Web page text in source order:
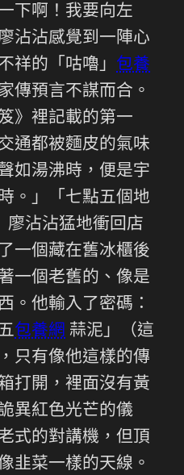
下啊！我要向左
沾沾感覺到一陣心
祥的「咕嚕」 包養
傳預言不謀而合。
》裡記載的第一
通都被麵皮的氣味
如湯沸時，便是宇
。」「七點五個地
廖沾沾猛地衝回店
一個藏在舊冰櫃後
一個老舊的、像是
。他輸入了密碼：
包養網 蒜泥」（這
只有像他這樣的傳
打開，裡面沒有黃
異紅色光芒的儀
式的對講機，但頂
韭菜一樣的天線。